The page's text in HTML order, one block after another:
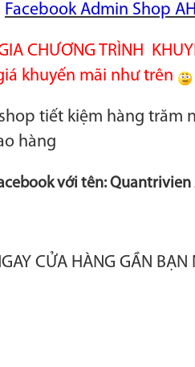
Facebook Admin Shop
CHƯƠNG TRÌNH
khuyến mãi như trên
tiết kiệm hàng trăm
hàng
với tên: Quantrivien
CỬA HÀNG GẦN BẠN